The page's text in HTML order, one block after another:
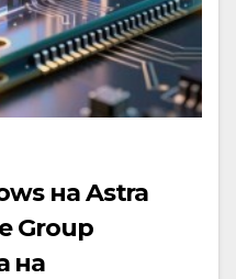
на Astra
Group
на